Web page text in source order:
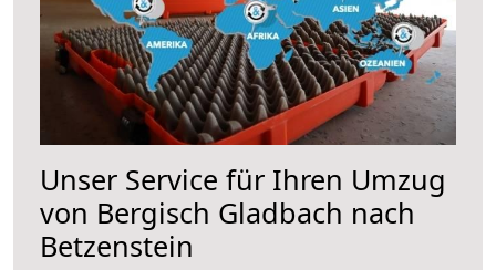
Unser Service für Ihren Umzug
von Bergisch Gladbach nach
Betzenstein